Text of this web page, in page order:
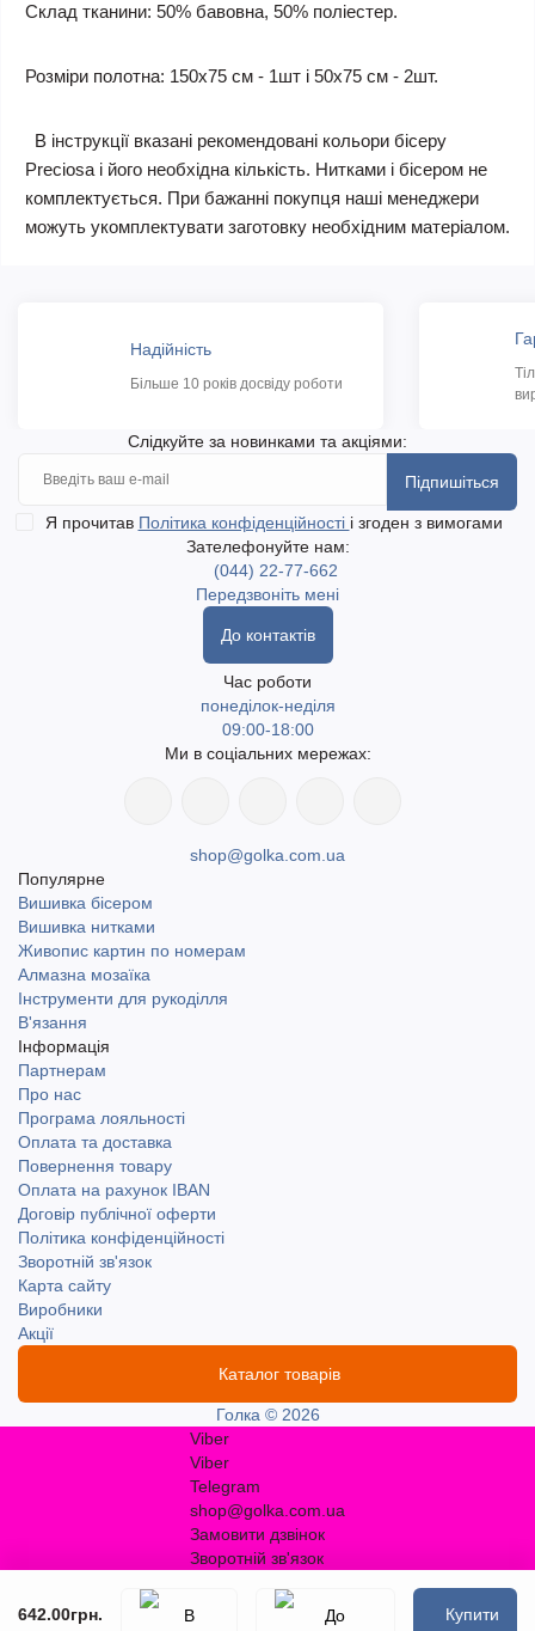
642.00грн. Купити
Склад тканини: 50% бавовна, 50% поліестер.
Розміри полотна: 150х75 см - 1шт і 50х75 см - 2шт.
В інструкції вказані рекомендовані кольори бісеру
Preciosa і його необхідна кількість. Нитками і бісером не
комплектується. При бажанні покупця наші менеджери
можуть укомплектувати заготовку необхідним матеріалом.
Надійність
Більше 10 років досвіду роботи
Слідкуйте за новинками та акціями:
Підпишіться
Я прочитав Політика конфіденційності і згоден з вимогами
Зателефонуйте нам:
(044) 22-77-662
Передзвоніть мені
До контактів
Час роботи
понеділок-неділя
09:00-18:00
Ми в соціальних мережах:
shop@golka.com.ua
Популярне
Вишивка бісером
Вишивка нитками
Живопис картин по номерам
Алмазна мозаїка
Інструменти для рукоділля
В'язання
Інформація
Партнерам
Про нас
Програма лояльності
Оплата та доставка
Повернення товару
Оплата на рахунок IBAN
Договір публічної оферти
Політика конфіденційності
Зворотній зв'язок
Карта сайту
Виробники
Акції
Каталог товарів
Голка © 2026
Viber
Viber
Telegram
shop@golka.com.ua
Замовити дзвінок
Зворотній зв'язок